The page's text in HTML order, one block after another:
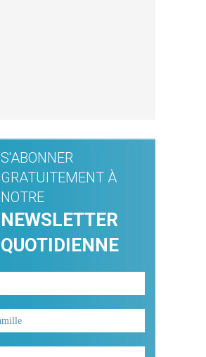
S'ABONNER
GRATUITEMENT À
NOTRE
NEWSLETTER
QUOTIDIENNE